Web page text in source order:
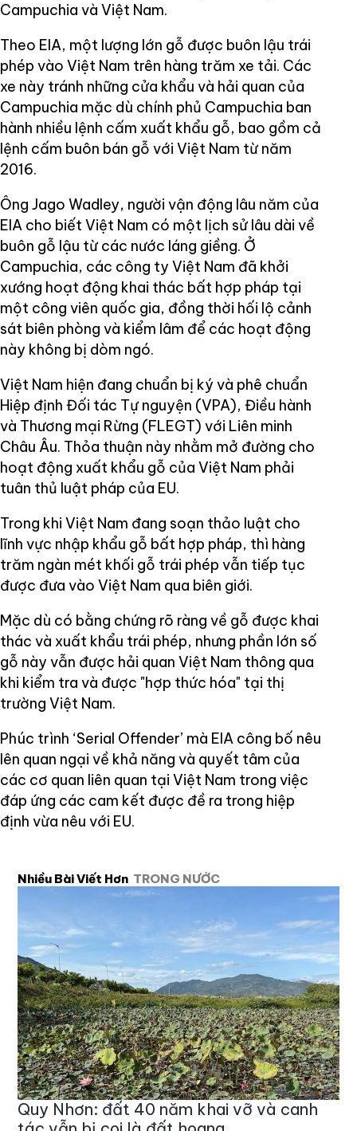
Campuchia và Việt Nam.
Theo EIA, một lượng lớn gỗ được buôn lậu trái
phép vào Việt Nam trên hàng trăm xe tải. Các
xe này tránh những cửa khẩu và hải quan của
Campuchia mặc dù chính phủ Campuchia ban
hành nhiều lệnh cấm xuất khẩu gỗ, bao gồm cả
lệnh cấm buôn bán gỗ với Việt Nam từ năm
2016.
Ông Jago Wadley, người vận động lâu năm của
EIA cho biết Việt Nam có một lịch sử lâu dài về
buôn gỗ lậu từ các nước láng giềng. Ở
Campuchia, các công ty Việt Nam đã khởi
xướng hoạt động khai thác bất hợp pháp tại
một công viên quốc gia, đồng thời hối lộ cảnh
sát biên phòng và kiểm lâm để các hoạt động
này không bị dòm ngó.
Việt Nam hiện đang chuẩn bị ký và phê chuẩn
Hiệp định Đối tác Tự nguyện (VPA), Điều hành
và Thương mại Rừng (FLEGT) với Liên minh
Châu Âu. Thỏa thuận này nhằm mở đường cho
hoạt động xuất khẩu gỗ của Việt Nam phải
tuân thủ luật pháp của EU.
Trong khi Việt Nam đang soạn thảo luật cho
lĩnh vực nhập khẩu gỗ bất hợp pháp, thì hàng
trăm ngàn mét khối gỗ trái phép vẫn tiếp tục
được đưa vào Việt Nam qua biên giới.
Mặc dù có bằng chứng rõ ràng về gỗ được khai
thác và xuất khẩu trái phép, nhưng phần lớn số
gỗ này vẫn được hải quan Việt Nam thông qua
khi kiểm tra và được "hợp thức hóa" tại thị
trường Việt Nam.
Phúc trình ‘Serial Offender’ mà EIA công bố nêu
lên quan ngại về khả năng và quyết tâm của
các cơ quan liên quan tại Việt Nam trong việc
đáp ứng các cam kết được đề ra trong hiệp
định vừa nêu với EU.
Nhiều Bài Viết Hơn TRONG NƯỚC
Quy Nhơn: đất 40 năm khai vỡ và canh